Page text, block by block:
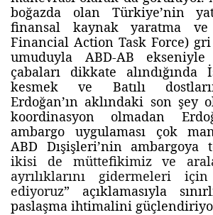
boğazda olan Türkiye’nin
finansal kaynak yaratma ve
Financial Action Task Force)
umuduyla ABD-AB
çabaları dikkate alındığında
kesmek ve Batılı
Erdoğan’ın aklındaki son şey
koordinasyon olmadan
ambargo uygulaması çok
ABD Dışişleri’nin ambargoya
ikisi de müttefikimiz ve
ayrılıklarını gidermeleri
ediyoruz” açıklamasıyla
paslaşma ihtimalini